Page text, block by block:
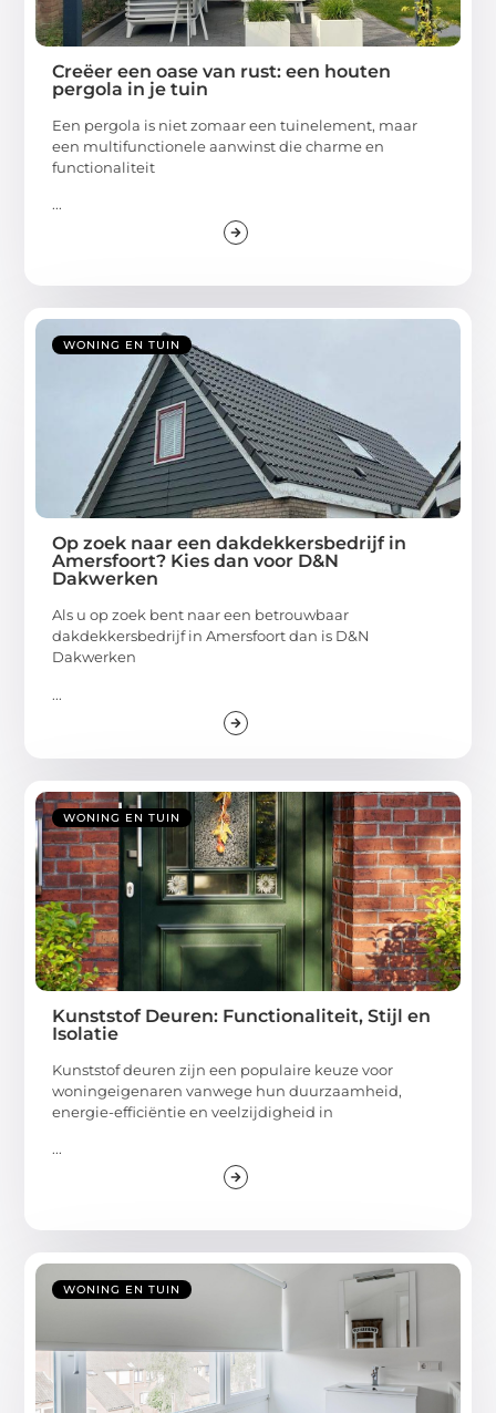
Creëer een oase van rust: een houten
pergola in je tuin
Een pergola is niet zomaar een tuinelement, maar
een multifunctionele aanwinst die charme en
functionaliteit
...
WONING EN TUIN
Op zoek naar een dakdekkersbedrijf in
Amersfoort? Kies dan voor D&N
Dakwerken
Als u op zoek bent naar een betrouwbaar
dakdekkersbedrijf in Amersfoort dan is D&N
Dakwerken
...
WONING EN TUIN
Kunststof Deuren: Functionaliteit, Stijl en
Isolatie
Kunststof deuren zijn een populaire keuze voor
woningeigenaren vanwege hun duurzaamheid,
energie-efficiëntie en veelzijdigheid in
...
WONING EN TUIN